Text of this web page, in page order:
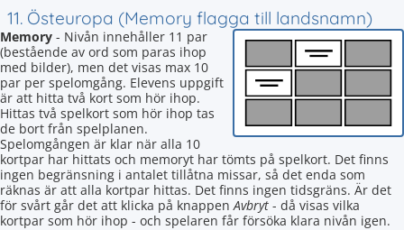
11. Östeuropa (Memory flagga till landsnamn)
Memory - Nivån innehåller 11 par
(bestående av ord som paras ihop
med bilder), men det visas max 10
par per spelomgång. Elevens uppgift
är att hitta två kort som hör ihop.
Hittas två spelkort som hör ihop tas
de bort från spelplanen.
Spelomgången är klar när alla 10
kortpar har hittats och memoryt har tömts på spelkort. Det finns
ingen begränsning i antalet tillåtna missar, så det enda som
räknas är att alla kortpar hittas. Det finns ingen tidsgräns. Är det
för svårt går det att klicka på knappenAvbryt - då visas vilka
kortpar som hör ihop - och spelaren får försöka klara nivån igen.